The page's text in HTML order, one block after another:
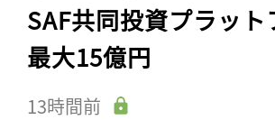
SAF共同投資プラッ
最大15億円
13時間前